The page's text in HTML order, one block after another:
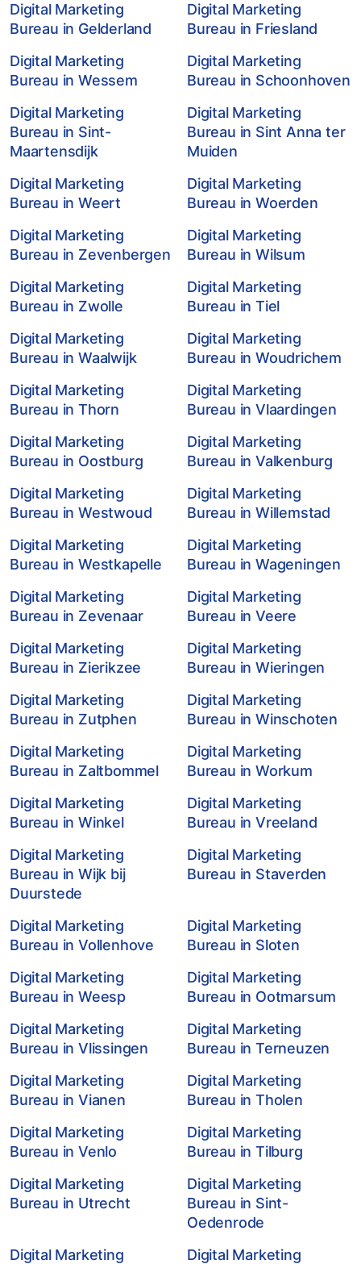
Digital Marketing
Bureau in Gelderland
Digital Marketing
Bureau in Friesland
Digital Marketing
Bureau in Wessem
Digital Marketing
Bureau in Schoonhoven
Digital Marketing
Bureau in Sint-
Maartensdijk
Digital Marketing
Bureau in Sint Anna ter
Muiden
Digital Marketing
Bureau in Weert
Digital Marketing
Bureau in Woerden
Digital Marketing
Bureau in Zevenbergen
Digital Marketing
Bureau in Wilsum
Digital Marketing
Bureau in Zwolle
Digital Marketing
Bureau in Tiel
Digital Marketing
Bureau in Waalwijk
Digital Marketing
Bureau in Woudrichem
Digital Marketing
Bureau in Thorn
Digital Marketing
Bureau in Vlaardingen
Digital Marketing
Bureau in Oostburg
Digital Marketing
Bureau in Valkenburg
Digital Marketing
Bureau in Westwoud
Digital Marketing
Bureau in Willemstad
Digital Marketing
Bureau in Westkapelle
Digital Marketing
Bureau in Wageningen
Digital Marketing
Bureau in Zevenaar
Digital Marketing
Bureau in Veere
Digital Marketing
Bureau in Zierikzee
Digital Marketing
Bureau in Wieringen
Digital Marketing
Bureau in Zutphen
Digital Marketing
Bureau in Winschoten
Digital Marketing
Bureau in Zaltbommel
Digital Marketing
Bureau in Workum
Digital Marketing
Bureau in Winkel
Digital Marketing
Bureau in Vreeland
Digital Marketing
Bureau in Wijk bij
Duurstede
Digital Marketing
Bureau in Staverden
Digital Marketing
Bureau in Vollenhove
Digital Marketing
Bureau in Sloten
Digital Marketing
Bureau in Weesp
Digital Marketing
Bureau in Ootmarsum
Digital Marketing
Bureau in Vlissingen
Digital Marketing
Bureau in Terneuzen
Digital Marketing
Bureau in Vianen
Digital Marketing
Bureau in Tholen
Digital Marketing
Bureau in Venlo
Digital Marketing
Bureau in Tilburg
Digital Marketing
Bureau in Utrecht
Digital Marketing
Bureau in Sint-
Oedenrode
Digital Marketing
Digital Marketing